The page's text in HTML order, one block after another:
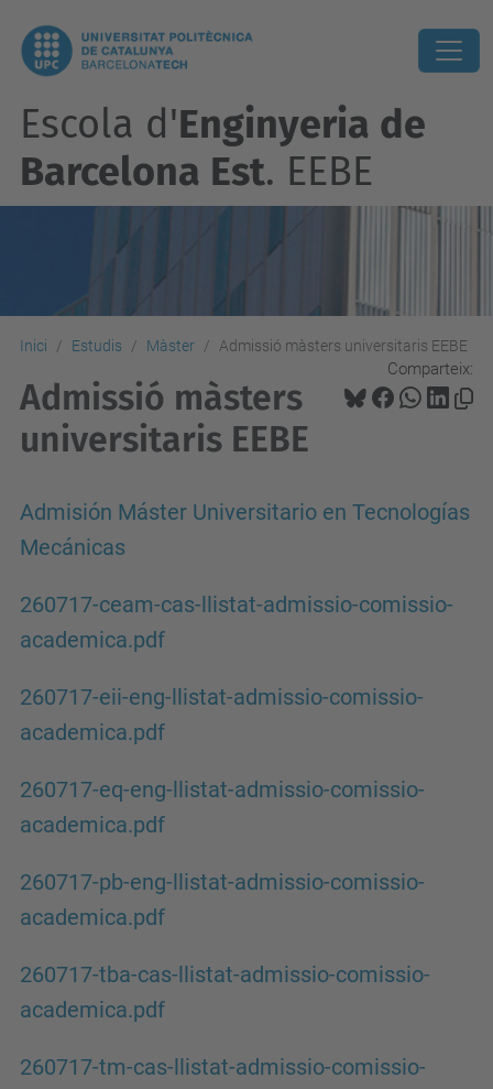
Escola d'Enginyeria de
Barcelona Est. EEBE
Inici Estudis Màster Admissió màsters universitaris EEBE
Comparteix:
Admissió màsters
universitaris EEBE
Admisión Máster Universitario en Tecnologías
Mecánicas
260717-ceam-cas-llistat-admissio-comissio-
academica.pdf
260717-eii-eng-llistat-admissio-comissio-
academica.pdf
260717-eq-eng-llistat-admissio-comissio-
academica.pdf
260717-pb-eng-llistat-admissio-comissio-
academica.pdf
260717-tba-cas-llistat-admissio-comissio-
academica.pdf
260717-tm-cas-llistat-admissio-comissio-